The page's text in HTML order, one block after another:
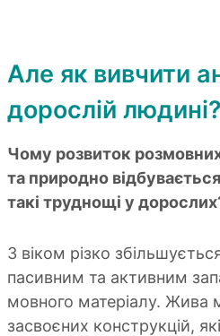
Але як вивчити
дорослій людині?
Чому розвиток
та природно
такі труднощі у
З віком різко
пасивним та активним
мовного матеріалу. Жива
засвоєних конструкцій,